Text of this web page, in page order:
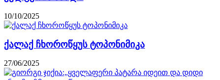
10/10/2025
ქალაქ ჩხოროწყუს ტოპონიმიკა
27/06/2025